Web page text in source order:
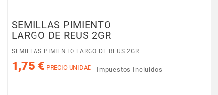
SEMILLAS PIMIENTO
LARGO DE REUS 2GR
SEMILLAS PIMIENTO LARGO DE REUS 2GR
1,75 € PRECIO UNIDAD Impuestos Incluidos